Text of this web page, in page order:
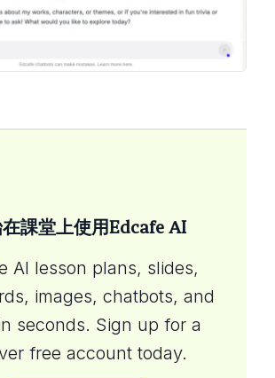
在課堂上使用Edcafe AI
AI lesson plans, slides,
images, chatbots, and
seconds. Sign up for a
free account today.